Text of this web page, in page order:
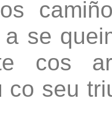
se
cos
co seu